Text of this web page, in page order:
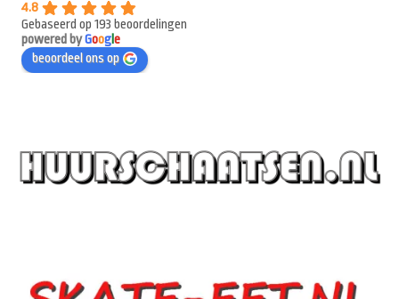
4.8
Gebaseerd op 193 beoordelingen
powered byGooge
beoordeel ons op